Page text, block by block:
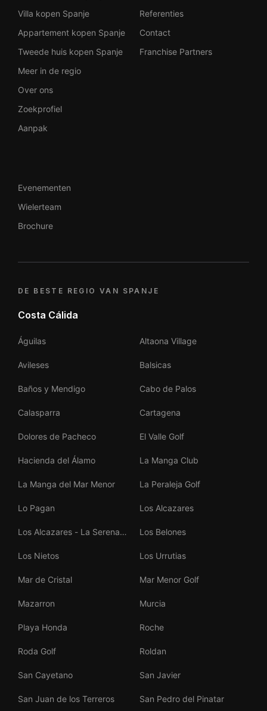
Villa kopen Spanje
Appartement kopen Spanje
Tweede huis kopen Spanje
Meer in de regio
Over ons
Zoekprofiel
Aanpak
Referenties
Contact
Franchise Partners
Evenementen
Wielerteam
Brochure
DE BESTE REGIO VAN SPANJE
Costa Cálida
Águilas Altaona Village
Avileses Balsicas
Baños y Mendigo Cabo de Palos
Calasparra Cartagena
Dolores de Pacheco El Valle Golf
Hacienda del Álamo La Manga Club
La Manga del Mar Menor La Peraleja Golf
Lo Pagan Los Alcazares
Los Alcazares - La Serena
Los Belones
Los Nietos Los Urrutias
Mar de Cristal Mar Menor Golf
Mazarron Murcia
Playa Honda Roche
Roda Golf Roldan
San Cayetano San Javier
San Juan de los Terreros San Pedro del Pinatar